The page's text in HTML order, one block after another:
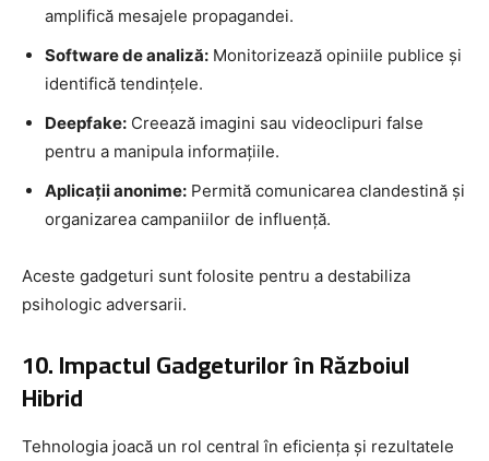
amplifică mesajele propagandei.
Software de analiză: Monitorizează opiniile publice și
identifică tendințele.
Deepfake: Creează imagini sau videoclipuri false
pentru a manipula informațiile.
Aplicații anonime: Permită comunicarea clandestină și
organizarea campaniilor de influență.
Aceste gadgeturi sunt folosite pentru a destabiliza
psihologic adversarii.
10. Impactul Gadgeturilor în Războiul
Hibrid
Tehnologia joacă un rol central în eficiența și rezultatele